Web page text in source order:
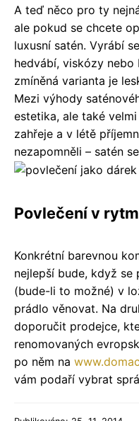
A teď něco pro ty
ale pokud se chcete
luxusní satén. Vyrábí
hedvábí, viskózy nebo
zmíněná varianta je
Mezi výhody
estetika, ale také
zahřeje a v létě
nezapomněli – satén
Povlečení v
Konkrétní barevnou
nejlepší bude, když se
(bude-li to možné) v
prádlo věnovat. Na
doporučit prodejce,
renomovaných
po něm na
vám podaří vybrat